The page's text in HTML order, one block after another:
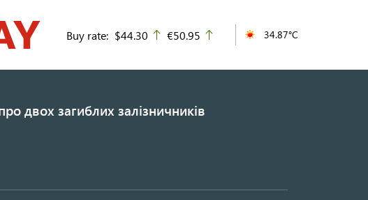
Buy rate: $44.30 up
€50.95 34.87°C
двох загиблих залізничників